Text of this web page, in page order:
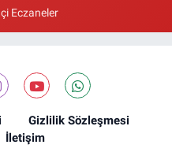
Eczaneler
Gizlilik Sözleşmesi
İletişim